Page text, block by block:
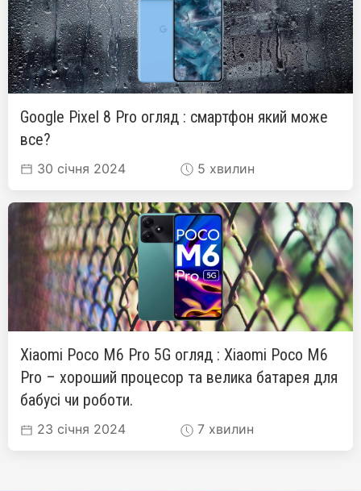
Google Pixel 8 Pro огляд : смартфон який може
все?
30 січня 2024 5 хвилин
Xiaomi Poco M6 Pro 5G огляд : Xiaomi Poco M6
Pro – хороший процесор та велика батарея для
бабусі чи роботи.
23 січня 2024 7 хвилин